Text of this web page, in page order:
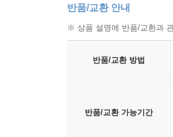
반품/교환 안내
※ 상품 설명에 반품/교환과
반품/교환 방법
반품/교환 가능기간